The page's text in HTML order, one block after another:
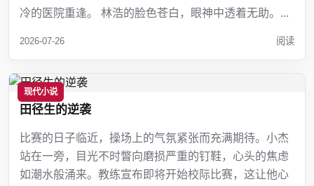
冷的医院重逢。 林浩的脸色苍白，眼神中透着无助。...
2026-07-26 阅读
现代小说
田径生的逆袭
比赛的日子临近，操场上的气氛紧张而充满期待。小杰
站在一旁，目光不时瞥向磨损严重的钉鞋，心头的焦虑
如潮水般涌来。教练宣布即将开始校际比赛，这让他心